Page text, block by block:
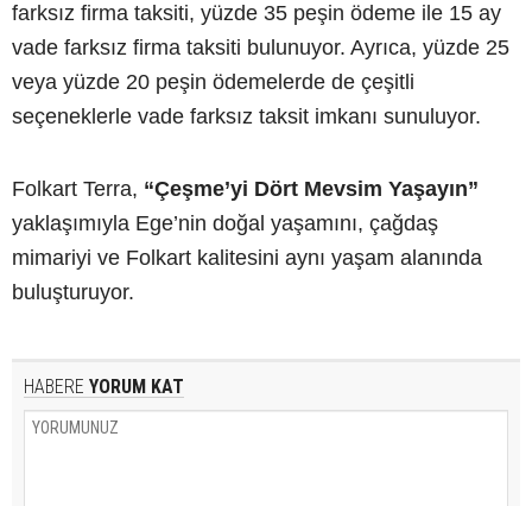
farksız firma taksiti, yüzde 35 peşin ödeme ile 15 ay
vade farksız firma taksiti bulunuyor. Ayrıca, yüzde 25
veya yüzde 20 peşin ödemelerde de çeşitli
seçeneklerle vade farksız taksit imkanı sunuluyor.
Folkart Terra, “Çeşme’yi Dört Mevsim Yaşayın”
yaklaşımıyla Ege’nin doğal yaşamını, çağdaş
mimariyi ve Folkart kalitesini aynı yaşam alanında
buluşturuyor.
HABERE YORUM KAT